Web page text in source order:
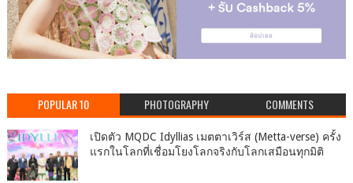
POPULAR 10 PHOTOGRAPHY COMMENTS
เปิดตัว MQDC Idyllias เมตตาเวิร์ส (Metta-verse) ครั้ง
แรกในโลกที่เชื่อมโยงโลกจริงกับโลกเสมือนทุกมิติ